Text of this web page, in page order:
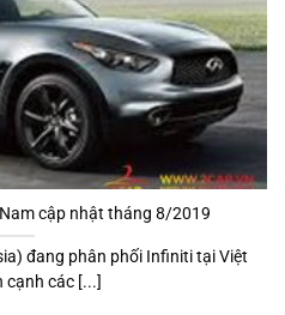
cập nhật tháng 8/2019
đang phân phối Infiniti tại Việt
cạnh các [...]